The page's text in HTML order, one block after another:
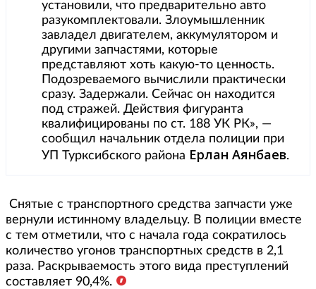
установили, что предварительно авто
разукомплектовали. Злоумышленник
завладел двигателем, аккумулятором и
другими запчастями, которые
представляют хоть какую-то ценность.
Подозреваемого вычислили практически
сразу. Задержали. Сейчас он находится
под стражей. Действия фигуранта
квалифицированы по ст. 188 УК РК», —
сообщил начальник отдела полиции при
УП Турксибского района Ерлан Аянбаев.
Снятые с транспортного средства запчасти уже
вернули истинному владельцу. В полиции вместе
с тем отметили, что с начала года сократилось
количество угонов транспортных средств в 2,1
раза. Раскрываемость этого вида преступлений
составляет 90,4%.